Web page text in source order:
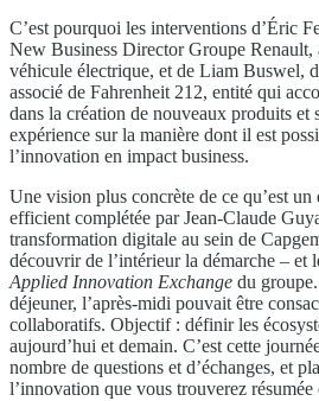
C’est pourquoi les interventions d’Éric
New Business Director Groupe Renault,
véhicule électrique, et de Liam Buswel,
associé de Fahrenheit 212, entité qui
dans la création de nouveaux produits et
expérience sur la manière dont il est
l’innovation en impact business.
Une vision plus concrète de ce qu’est un
efficient complétée par Jean-Claude
transformation digitale au sein de
découvrir de l’intérieur la démarche – et
Applied Innovation Exchange du
déjeuner, l’après-midi pouvait être
collaboratifs. Objectif : définir les
aujourd’hui et demain. C’est cette
nombre de questions et d’échanges, et
l’innovation que vous trouverez résumée